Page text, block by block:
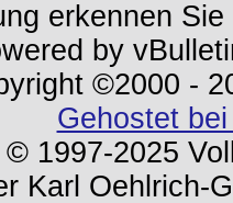
erkennen
by
©2000 -
Gehostet
1997-2025
Karl Oehlrich-